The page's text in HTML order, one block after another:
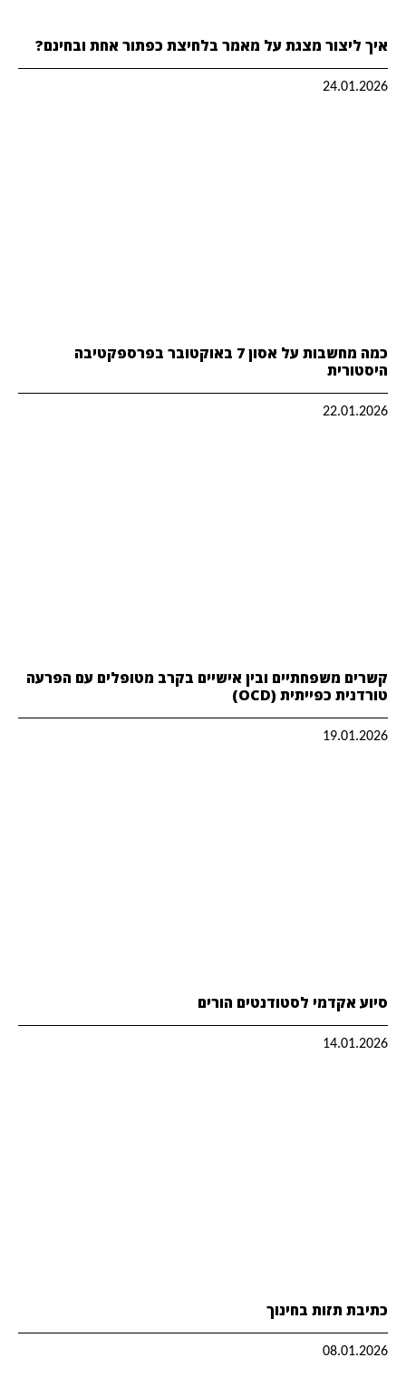
איך ליצור מצגת על מאמר בלחיצת כפתור אחת ובחינם?
24.01.2026
כמה מחשבות על אסון 7 באוקטובר בפרספקטיבה
היסטורית
22.01.2026
קשרים משפחתיים ובין אישיים בקרב מטופלים עם הפרעה
טורדנית כפייתית (OCD)
19.01.2026
סיוע אקדמי לסטודנטים הורים
14.01.2026
כתיבת תזות בחינוך
08.01.2026